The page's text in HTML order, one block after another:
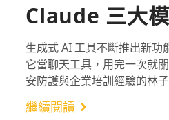
Claude 三大
實戰應用術
生成式 AI 工具不斷推出新功
它當聊天工具，用完一次就
安防護與企業培訓經驗的林
Claude 的 3 大主要工作方式
大功能的使用情境。協助學
繼續閱讀